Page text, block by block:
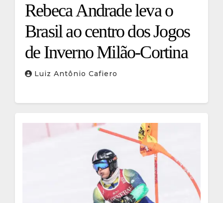
Rebeca Andrade leva o
Brasil ao centro dos Jogos
de Inverno Milão-Cortina
Luiz Antônio Cafiero